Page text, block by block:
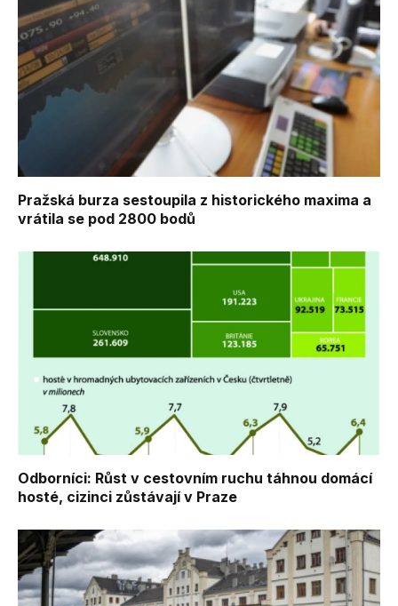
Pražská burza sestoupila z historického maxima a
vrátila se pod 2800 bodů
Odborníci: Růst v cestovním ruchu táhnou domácí
hosté, cizinci zůstávají v Praze